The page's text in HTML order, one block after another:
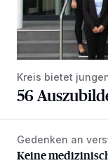
Kreis bietet
56
Keine
Gedenken an
Keine